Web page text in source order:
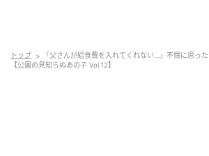
トップ
「父さんが給食費を入れてくれない…」不憫に思っ
【公園の見知らぬあの子 Vol.12】